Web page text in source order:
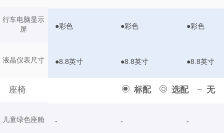
行车电脑显示
屏
液晶仪表尺寸
座椅 标配 选配 无
儿童绿色座舱
●彩色 ●彩色 ●彩色
●8.8英寸 ●8.8英寸 ●8.8英寸
- - -